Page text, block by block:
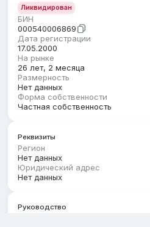
Ликвидирован
БИН
000540006869
Дата регистрации
17.05.2000
На рынке
26 лет, 2 месяца
Размерность
Нет данных
Форма собственности
Частная собственность
Реквизиты
Регион
Нет данных
Юридический адрес
Нет данных
Руководство